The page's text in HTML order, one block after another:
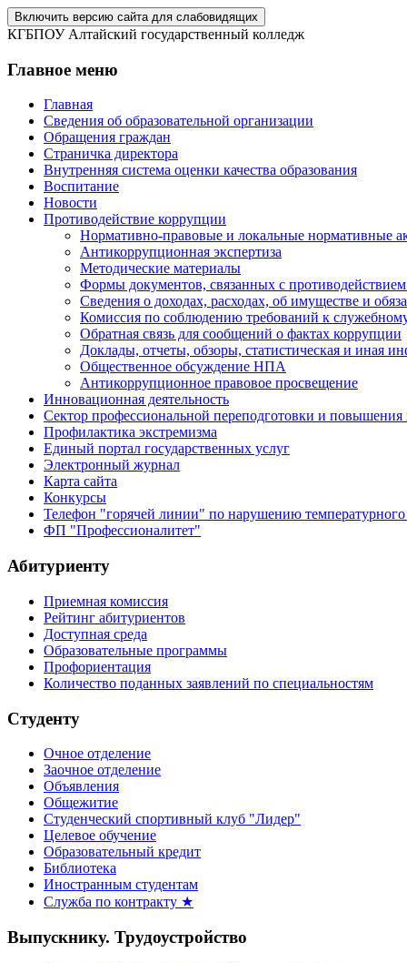
Включить версию сайта для слабовидящих
КГБПОУ Алтайский государственный колледж
Главное меню
Главная
Сведения об образовательной организации
Обращения граждан
Страничка директора
Внутренняя система оценки качества образования
Воспитание
Новости
Противодействие коррупции
Нормативно-правовые и локальные нормативные
Антикоррупционная экспертиза
Методические материалы
Формы документов, связанных с
Сведения о доходах, расходах, об имуществе и
Комиссия по соблюдению требований к
Обратная связь для сообщений о фактах коррупции
Доклады, отчеты, обзоры, статистическая и иная
Общественное обсуждение НПА
Антикоррупционное правовое просвещение
Инновационная деятельность
Сектор профессиональной переподготовки и
Профилактика экстремизма
Единый портал государственных услуг
Электронный журнал
Карта сайта
Конкурсы
Телефон "горячей линии" по нарушению
ФП "Профессионалитет"
Абитуриенту
Приемная комиссия
Рейтинг абитуриентов
Доступная среда
Образовательные программы
Профориентация
Количество поданных заявлений по специальностям
Студенту
Очное отделение
Заочное отделение
Объявления
Общежитие
Студенческий спортивный клуб "Лидер"
Целевое обучение
Образовательный кредит
Библиотека
Иностранным студентам
Служба по контракту ★
Выпускнику. Трудоустройство